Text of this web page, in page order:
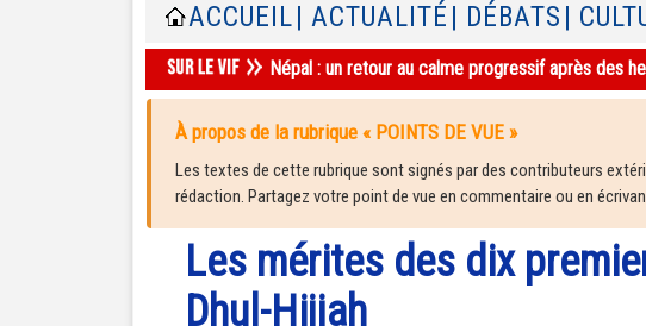
ACCUEIL | ACTUALITÉ | DÉBATS |
Népal : un retour au calme progressif après des
À propos de la rubrique « POINTS DE VUE »
Les textes de cette rubrique sont signés par des contributeurs
rédaction. Partagez votre point de vue en commentaire ou en
Les mérites des dix
Dhul-Hijjah